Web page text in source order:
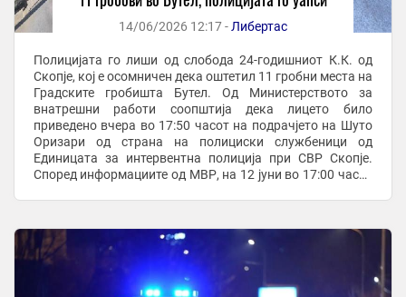
14/06/2026 12:17 - Либертас
Полицијата го лиши од слобода 24-годишниот К.К. од
Скопје, кој е осомничен дека оштетил 11 гробни места на
Градските гробишта Бутел. Од Министерството за
внатрешни работи соопштија дека лицето било
приведено вчера во 17:50 часот на подрачјето на Шуто
Оризари од страна на полициски службеници од
Единицата за интервентна полиција при СВР Скопје.
Според информациите од МВР, на 12 јуни во 17:00 часот